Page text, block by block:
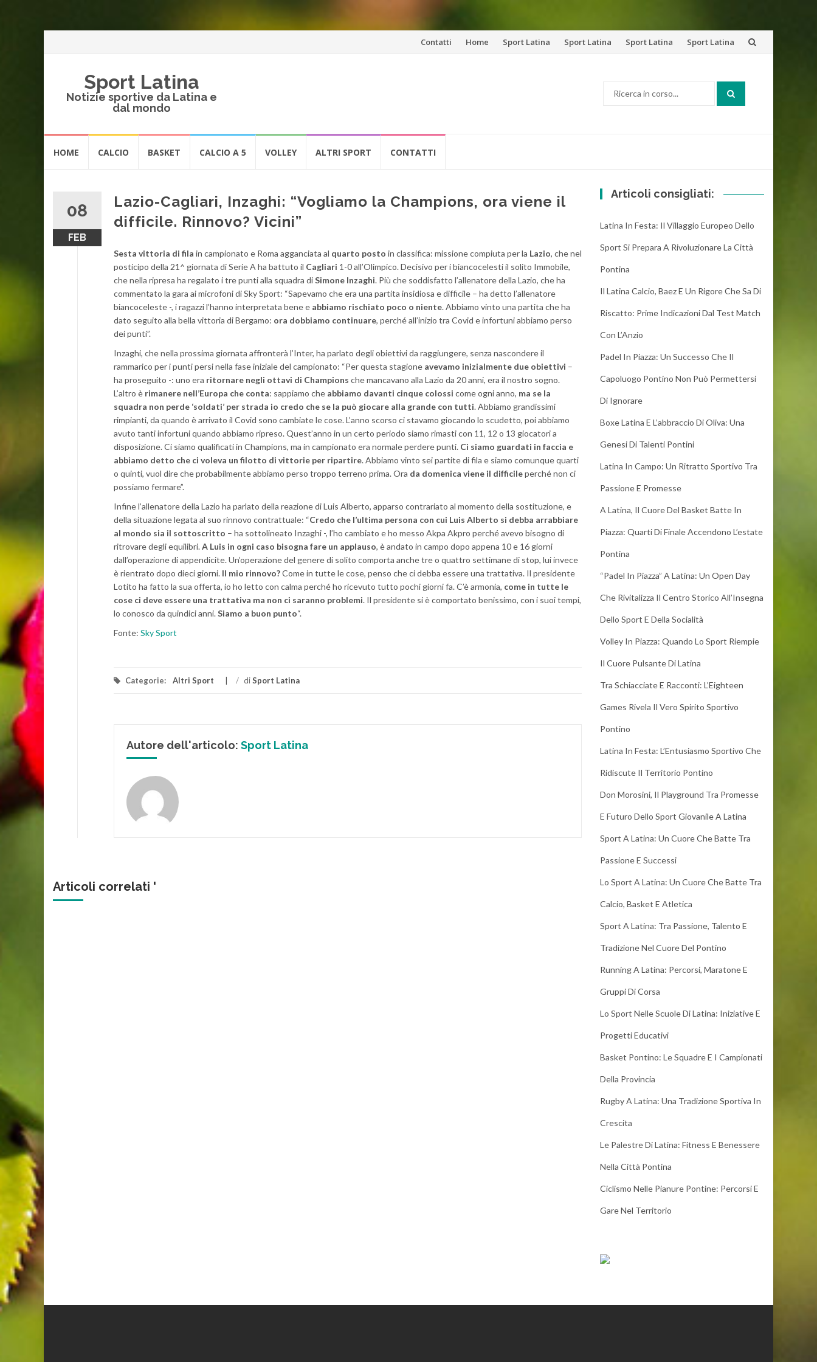
VaiContatti Home Sport Latina Sport Latina Sport Latina Sport Latina
Sport Latina
Notizie sportive da Latina e
dal mondo
HOME CALCIO BASKET CALCIO A 5 VOLLEY ALTRI SPORT CONTATTI
08
FEB
Lazio-Cagliari, Inzaghi: “Vogliamo la Champions, ora viene il
difficile. Rinnovo? Vicini”
Sesta vittoria di fila in campionato e Roma agganciata al quarto posto in classifica: missione compiuta per la Lazio, che nel
posticipo della 21^ giornata di Serie A ha battuto il Cagliari 1-0 all’Olimpico. Decisivo per i biancocelesti il solito Immobile,
che nella ripresa ha regalato i tre punti alla squadra diSimone Inzaghi. Più che soddisfatto l’allenatore della Lazio, che ha
commentato la gara ai microfoni di Sky Sport: “Sapevamo che era una partita insidiosa e difficile – ha detto l’allenatore
biancoceleste -, i ragazzi l’hanno interpretata bene e abbiamo rischiato poco o niente. Abbiamo vinto una partita che ha
dato seguito alla bella vittoria di Bergamo: ora dobbiamo continuare, perché all’inizio tra Covid e infortuni abbiamo perso
dei punti”.
Inzaghi, che nella prossima giornata affronterà l’Inter, ha parlato degli obiettivi da raggiungere, senza nascondere il
rammarico per i punti persi nella fase iniziale del campionato: “Per questa stagione avevamo inizialmente due obiettivi –
ha proseguito -: uno era ritornare negli ottavi di Champions che mancavano alla Lazio da 20 anni, era il nostro sogno.
L’altro è rimanere nell’Europa che conta: sappiamo che abbiamo davanti cinque colossi come ogni anno, ma se la
squadra non perde ‘soldati’ per strada io credo che se la può giocare alla grande con tutti. Abbiamo grandissimi
rimpianti, da quando è arrivato il Covid sono cambiate le cose. L’anno scorso ci stavamo giocando lo scudetto, poi abbiamo
avuto tanti infortuni quando abbiamo ripreso. Quest’anno in un certo periodo siamo rimasti con 11, 12 o 13 giocatori a
disposizione. Ci siamo qualificati in Champions, ma in campionato era normale perdere punti. Ci siamo guardati in faccia e
abbiamo detto che ci voleva un filotto di vittorie per ripartire. Abbiamo vinto sei partite di fila e siamo comunque quarti
o quinti, vuol dire che probabilmente abbiamo perso troppo terreno prima. Ora da domenica viene il difficileperché non ci
possiamo fermare”.
Infine l’allenatore della Lazio ha parlato della reazione di Luis Alberto, apparso contrariato al momento della sostituzione, e
della situazione legata al suo rinnovo contrattuale: “Credo che l’ultima persona con cui Luis Alberto si debba arrabbiare
al mondo sia il sottoscritto – ha sottolineato Inzaghi -, l’ho cambiato e ho messo Akpa Akpro perché avevo bisogno di
ritrovare degli equilibri.A Luis in ogni caso bisogna fare un applauso, è andato in campo dopo appena 10 e 16 giorni
dall’operazione di appendicite. Un’operazione del genere di solito comporta anche tre o quattro settimane di stop, lui invece
è rientrato dopo dieci giorni. Il mio rinnovo?Come in tutte le cose, penso che ci debba essere una trattativa. Il presidente
Lotito ha fatto la sua offerta, io ho letto con calma perché ho ricevuto tutto pochi giorni fa. C’è armonia, come in tutte le
cose ci deve essere una trattativa ma non ci saranno problemi. Il presidente si è comportato benissimo, con i suoi tempi,
lo conosco da quindici anni.Siamo a buon punto“.
Fonte: Sky Sport
Categorie: Altri Sport / diSport Latina
Autore dell'articolo: Sport Latina
Articoli correlati '
Articoli consigliati:
Latina In Festa: Il Villaggio Europeo Dello
Sport Si Prepara A Rivoluzionare La Città
Pontina
Il Latina Calcio, Baez E Un Rigore Che Sa Di
Riscatto: Prime Indicazioni Dal Test Match
Con L’Anzio
Padel In Piazza: Un Successo Che Il
Capoluogo Pontino Non Può Permettersi
Di Ignorare
Boxe Latina E L’abbraccio Di Oliva: Una
Genesi Di Talenti Pontini
Latina In Campo: Un Ritratto Sportivo Tra
Passione E Promesse
A Latina, Il Cuore Del Basket Batte In
Piazza: Quarti Di Finale Accendono L’estate
Pontina
“Padel In Piazza” A Latina: Un Open Day
Che Rivitalizza Il Centro Storico All’Insegna
Dello Sport E Della Socialità
Volley In Piazza: Quando Lo Sport Riempie
Il Cuore Pulsante Di Latina
Tra Schiacciate E Racconti: L’Eighteen
Games Rivela Il Vero Spirito Sportivo
Pontino
Latina In Festa: L’Entusiasmo Sportivo Che
Ridiscute Il Territorio Pontino
Don Morosini, Il Playground Tra Promesse
E Futuro Dello Sport Giovanile A Latina
Sport A Latina: Un Cuore Che Batte Tra
Passione E Successi
Lo Sport A Latina: Un Cuore Che Batte Tra
Calcio, Basket E Atletica
Sport A Latina: Tra Passione, Talento E
Tradizione Nel Cuore Del Pontino
Running A Latina: Percorsi, Maratone E
Gruppi Di Corsa
Lo Sport Nelle Scuole Di Latina: Iniziative E
Progetti Educativi
Basket Pontino: Le Squadre E I Campionati
Della Provincia
Rugby A Latina: Una Tradizione Sportiva In
Crescita
Le Palestre Di Latina: Fitness E Benessere
Nella Città Pontina
Ciclismo Nelle Pianure Pontine: Percorsi E
Gare Nel Territorio